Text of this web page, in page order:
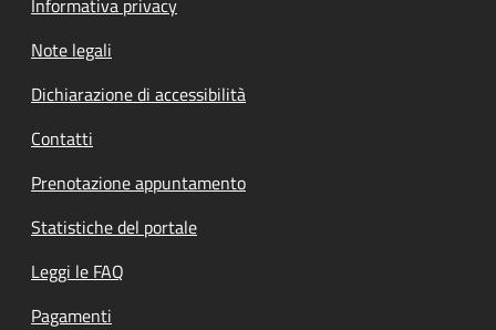
Note legali
Dichiarazione di accessibilità
Contatti
Prenotazione appuntamento
Statistiche del portale
Leggi le FAQ
Pagamenti